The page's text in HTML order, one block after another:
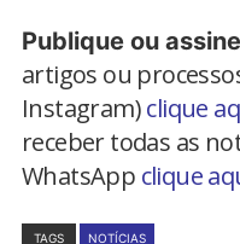
Publique ou
artigos ou
Instagram)clique
receber todas as
WhatsApp clique
TAGS NOTÍCIAS